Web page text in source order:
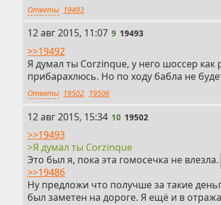
Ответы 19493
9
12 авг 2015, 11:07 9 19493
>>19492
Я думал ты Corzinque, у него шоссер
прибарахлюсь. Но по ходу бабла не
Ответы 19502 19506
10
12 авг 2015, 15:34 10 19502
>>19493
>Я думал ты Corzinque
Это был я, пока эта гомосечка не влезла.
>>19486
Ну предложи что получше за такие
был заметен на дороге. Я ещё и в